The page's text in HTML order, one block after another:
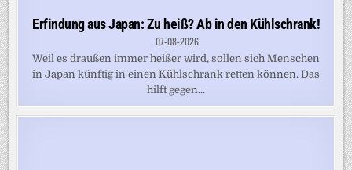
Erfindung aus Japan: Zu heiß? Ab in den Kühlschrank!
07-08-2026
Weil es draußen immer heißer wird, sollen sich Menschen
in Japan künftig in einen Kühlschrank retten können. Das
hilft gegen...